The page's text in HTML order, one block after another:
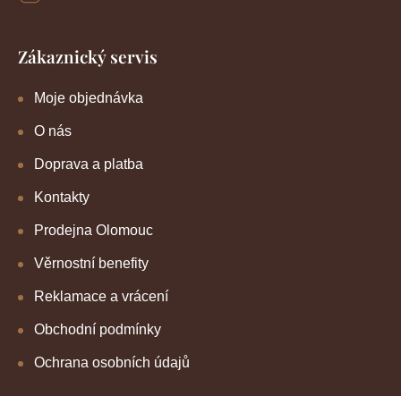
Zákaznický servis
Moje objednávka
O nás
Doprava a platba
Kontakty
Prodejna Olomouc
Věrnostní benefity
Reklamace a vrácení
Obchodní podmínky
Ochrana osobních údajů